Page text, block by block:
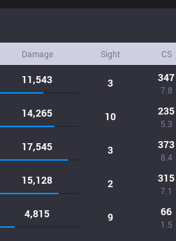
Damage Sight CS
11,543 3 347
7.8
14,265 10 235
5.3
17,545 3 373
8.4
15,128 2 315
7.1
4,815 9 66
1.5